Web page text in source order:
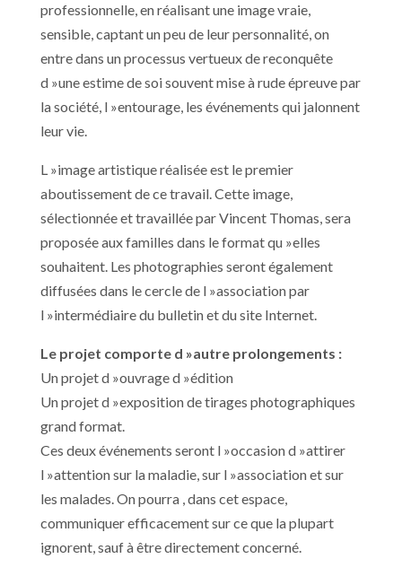
professionnelle, en réalisant une image vraie,
sensible, captant un peu de leur personnalité, on
entre dans un processus vertueux de reconquête
d »une estime de soi souvent mise à rude épreuve par
la société, l »entourage, les événements qui jalonnent
leur vie.
L »image artistique réalisée est le premier
aboutissement de ce travail. Cette image,
sélectionnée et travaillée par Vincent Thomas, sera
proposée aux familles dans le format qu »elles
souhaitent. Les photographies seront également
diffusées dans le cercle de l »association par
l »intermédiaire du bulletin et du site Internet.
Le projet comporte d »autre prolongements :
Un projet d »ouvrage d »édition
Un projet d »exposition de tirages photographiques
grand format.
Ces deux événements seront l »occasion d »attirer
l »attention sur la maladie, sur l »association et sur
les malades. On pourra , dans cet espace,
communiquer efficacement sur ce que la plupart
ignorent, sauf à être directement concerné.